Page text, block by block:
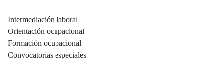
Intermediación laboral
Orientación ocupacional
Formación ocupacional
Convocatorias especiales